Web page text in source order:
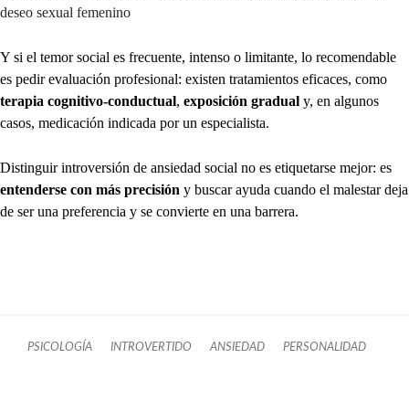
deseo sexual femenino
Y si el temor social es frecuente, intenso o limitante, lo recomendable
es pedir evaluación profesional: existen tratamientos eficaces, como
terapia cognitivo-conductual, exposición gradual y, en algunos
casos, medicación indicada por un especialista.
Distinguir introversión de ansiedad social no es etiquetarse mejor: es
entenderse con más precisión y buscar ayuda cuando el malestar deja
de ser una preferencia y se convierte en una barrera.
PSICOLOGÍA INTROVERTIDO ANSIEDAD PERSONALIDAD